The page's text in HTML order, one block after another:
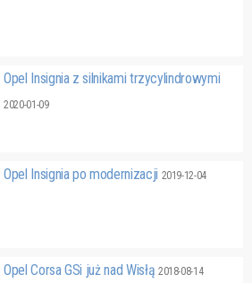
Opel Insignia z silnikami trzycylindrowymi
2020-01-09
Opel Insignia po modernizacji 2019-12-04
Opel Corsa GSi już nad Wisłą 2018-08-14